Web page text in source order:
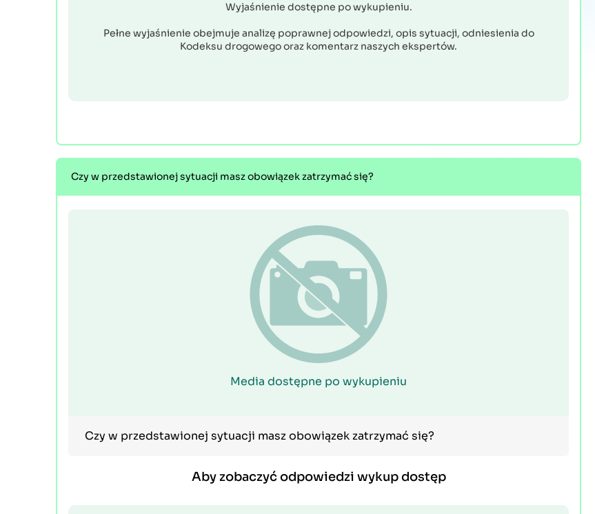
Wyjaśnienie dostępne po wykupieniu.
Pełne wyjaśnienie obejmuje analizę poprawnej odpowiedzi, opis sytuacji, odniesienia do
Kodeksu drogowego oraz komentarz naszych ekspertów.
Czy w przedstawionej sytuacji masz obowiązek zatrzymać się?
Media dostępne po wykupieniu
Czy w przedstawionej sytuacji masz obowiązek zatrzymać się?
Aby zobaczyć odpowiedzi wykup dostęp